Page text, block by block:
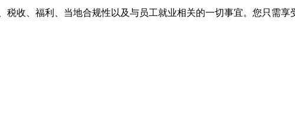
收、福利、当地合规性以及与员工就业相关的一切事宜。您只需享